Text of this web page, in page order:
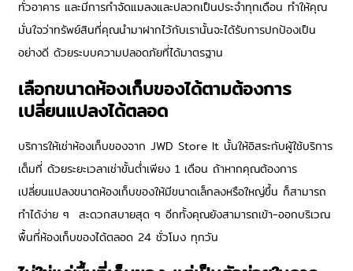
ทั่วอาคาร และมีการกำจัดแมลงและปลวกเป็นประจำทุกเดือน ทำให้คุณ
มั่นใจว่าทรัพย์สินที่คุณนำมาฝากไว้กับเรานั้นจะได้รับการปกป้องเป็น
อย่างดี ด้วยระบบความปลอดภัยที่ได้มาตรฐาน
เลือกขนาดห้องเก็บของได้ตามต้องการ
เปลี่ยนแปลงได้ตลอด
บริการให้เช่าห้องเก็บของจาก JWD Store It นั้นให้อิสระกับผู้ใช้บริการ
เต็มที่ ด้วยระยะเวลาเช่าขั้นต่ำเพียง 1 เดือน ถ้าหากคุณต้องการ
เปลี่ยนแปลงขนาดห้องเก็บของให้มีขนาดเล็กลงหรือใหญ่ขึ้น ก็สามารถ
ทำได้ง่าย ๆ สะดวกสบายสุด ๆ อีกทั้งคุณยังสามารถเข้า-ออกบริเวณ
พื้นที่ห้องเก็บของได้ตลอด 24 ชั่วโมง ทุกวัน